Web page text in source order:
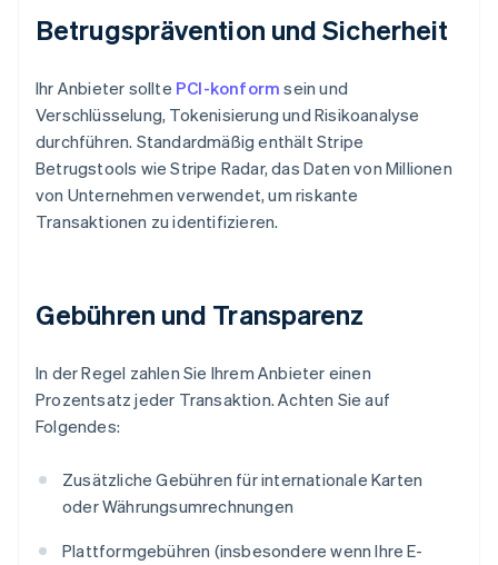
Betrugsprävention und Sicherheit
Ihr Anbieter sollte PCI-konform sein und
Verschlüsselung, Tokenisierung und Risikoanalyse
durchführen. Standardmäßig enthält Stripe
Betrugstools wie Stripe Radar, das Daten von Millionen
von Unternehmen verwendet, um riskante
Transaktionen zu identifizieren.
Gebühren und Transparenz
In der Regel zahlen Sie Ihrem Anbieter einen
Prozentsatz jeder Transaktion. Achten Sie auf
Folgendes:
Zusätzliche Gebühren für internationale Karten
oder Währungsumrechnungen
Plattformgebühren (insbesondere wenn Ihre E-